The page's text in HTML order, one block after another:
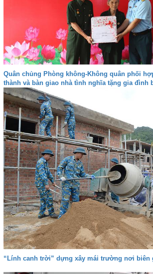
Quân chủng Phòng không-Không quân phối
thành và bàn giao nhà tình nghĩa tặng gia đình
“Lính canh trời” dựng xây mái trường nơi biên